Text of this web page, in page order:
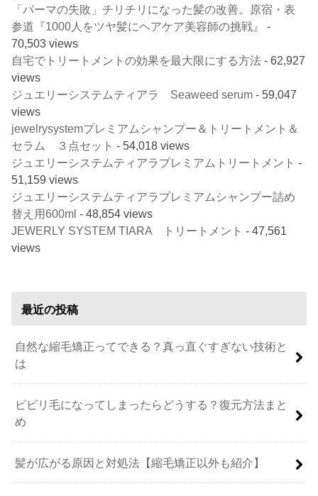
「パーマの失敗」チリチリになった髪の改善。原宿・表
参道『1000人をツヤ髪にヘアケア美容師の挑戦』
-
70,503 views
自宅でトリートメントの効果を最大限にする方法 - 62,927
views
ジュエリーシステムティアラ Seaweed serum - 59,047
views
jewelrysystemプレミアムシャンプー＆トリートメント＆
セラム ３点セット - 54,018 views
ジュエリーシステムティアラプレミアムトリートメント -
51,159 views
ジュエリーシステムティアラプレミアムシャンプー詰め
替え用600ml - 48,854 views
JEWERLY SYSTEM TIARA トリートメント - 47,561
views
最近の投稿
自然な縮毛矯正ってできる？真っ直ぐすぎない技術と
は
ビビリ毛になってしまったらどうする？復元方法まと
め
髪が広がる原因と対処法【縮毛矯正以外も紹介】